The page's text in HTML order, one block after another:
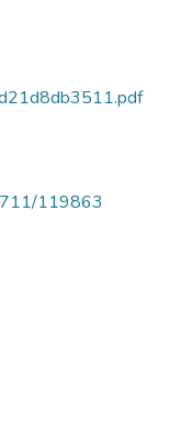
119863